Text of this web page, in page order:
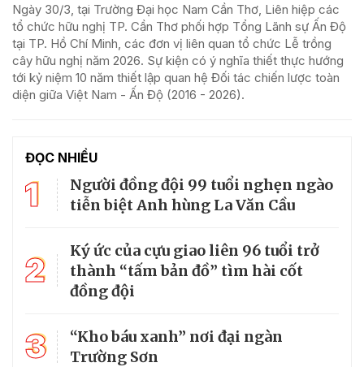
Ngày 30/3, tại Trường Đại học Nam Cần Thơ, Liên hiệp các
tổ chức hữu nghị TP. Cần Thơ phối hợp Tổng Lãnh sự Ấn Độ
tại TP. Hồ Chí Minh, các đơn vị liên quan tổ chức Lễ trồng
cây hữu nghị năm 2026. Sự kiện có ý nghĩa thiết thực hướng
tới kỷ niệm 10 năm thiết lập quan hệ Đối tác chiến lược toàn
diện giữa Việt Nam - Ấn Độ (2016 - 2026).
ĐỌC NHIỀU
1
Người đồng đội 99 tuổi nghẹn ngào
tiễn biệt Anh hùng La Văn Cầu
2
Ký ức của cựu giao liên 96 tuổi trở
thành “tấm bản đồ” tìm hài cốt
đồng đội
3
“Kho báu xanh” nơi đại ngàn
Trường Sơn